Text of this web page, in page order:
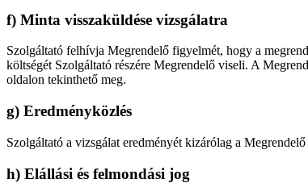
f) Minta visszaküldése vizsgálatra
Szolgáltató felhívja Megrendelő figyelmét, hogy a
költségét Szolgáltató részére Megrendelő viseli. A
oldalon tekinthető meg.
g) Eredményközlés
Szolgáltató a vizsgálat eredményét kizárólag a
h) Elállási és felmondási jog